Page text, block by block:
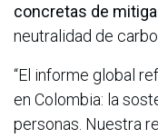
concretas de
neutralidad de
“El informe global
en Colombia: la
personas. Nuestra